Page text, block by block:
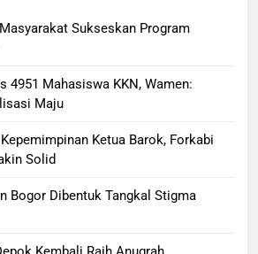
Sukseskan Program
4951 Mahasiswa KKN, Wamen:
Maju
Ketua Barok, Forkabi
Solid
Bogor Dibentuk Tangkal Stigma